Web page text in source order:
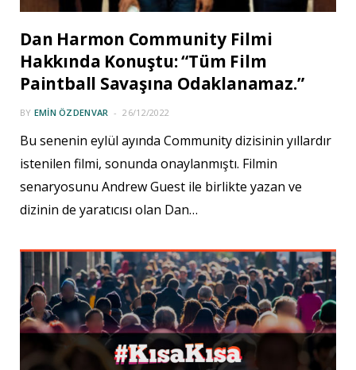
Dan Harmon Community Filmi
Hakkında Konuştu: “Tüm Film
Paintball Savaşına Odaklanamaz.”
BY EMIN ÖZDENVAR 26/12/2022
Bu senenin eylül ayında Community dizisinin yıllardır
istenilen filmi, sonunda onaylanmıştı. Filmin
senaryosunu Andrew Guest ile birlikte yazan ve
dizinin de yaratıcısı olan Dan…